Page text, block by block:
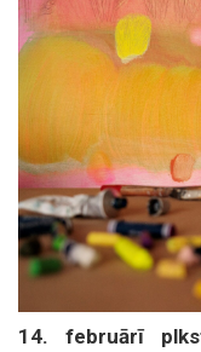
14. februārī